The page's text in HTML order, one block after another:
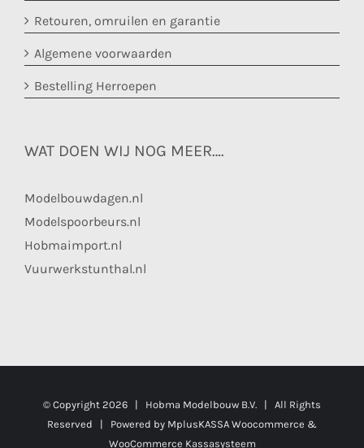
Retouren, omruilen en garantie
Algemene voorwaarden
Bestelling Herroepen
WAT DOEN WIJ NOG MEER….
Modelbouwdagen.nl
Modelspoorbeurs.nl
Hobmaimport.nl
Vuurwerkstunthal.nl
© Copyright 2026 | Hobma Modelbouw B.V. | All Rights
Reserved | Powered by MplusKASSA Woocommerce &
WooCommerce Kassasysteem